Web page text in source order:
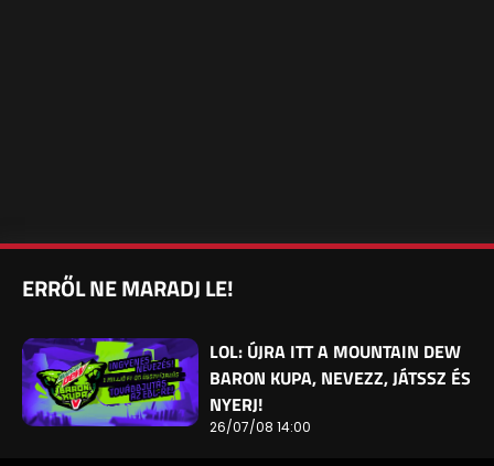
ERRŐL NE MARADJ LE!
LOL: ÚJRA ITT A MOUNTAIN DEW
BARON KUPA, NEVEZZ, JÁTSSZ ÉS
NYERJ!
26/07/08 14:00